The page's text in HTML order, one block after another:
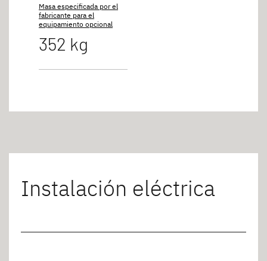
Masa especificada por el
fabricante para el
equipamiento opcional
352 kg
Instalación eléctrica